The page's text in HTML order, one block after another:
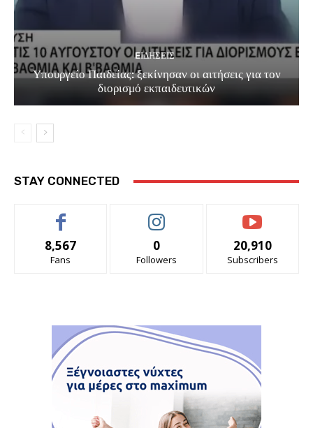
EΙΔΗΣΕΙΣ
Υπουργείο Παιδείας: ξεκίνησαν οι αιτήσεις για τον
διορισμό εκπαιδευτικών
STAY CONNECTED
8,567
Fans
0
Followers
20,910
Subscribers